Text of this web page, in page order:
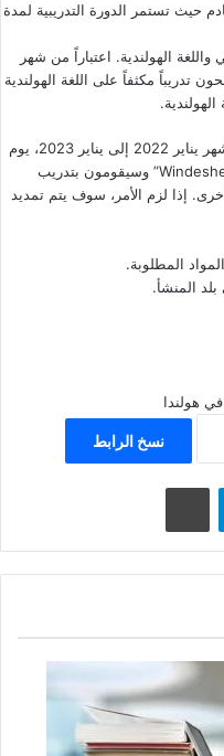
حيث تستمر الدورة التدريبية لمدة
الهولندية. اعتباراً من شهر
سيتلقى المرشحون تدريباً مكثفاً على اللغة الهولندية
بالإضافة إلى ذلك سيكون لدى المتدربين من شهر يناير 2022 إلى يناير 2023، يوم
كامل من الدروس في مدرسة “فيندسيم – Windesheim” وسيقومون بتدريب
إذا لزم الأمر، سوف يتم تمديد
المطلوبة.
المنشأ.
هولندا
نسخ الرابط
تيلقرام مشاركة عبر البريد